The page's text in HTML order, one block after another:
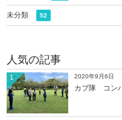
未分類 52
人気の記事
2020年9月6日
カブ隊 コン
1